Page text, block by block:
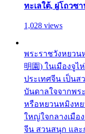
ทะเลใต้, ผู่โถวซ
1,028 views
พระราชวังหยวนห
明園) ในเมืองจูไ
ประเทศจีน เป็น
บันดาลใจจากพระ
หรือหยวนหมิงห
ใหญ่ใจกลางเมือ
จีน สวนสนุก และ